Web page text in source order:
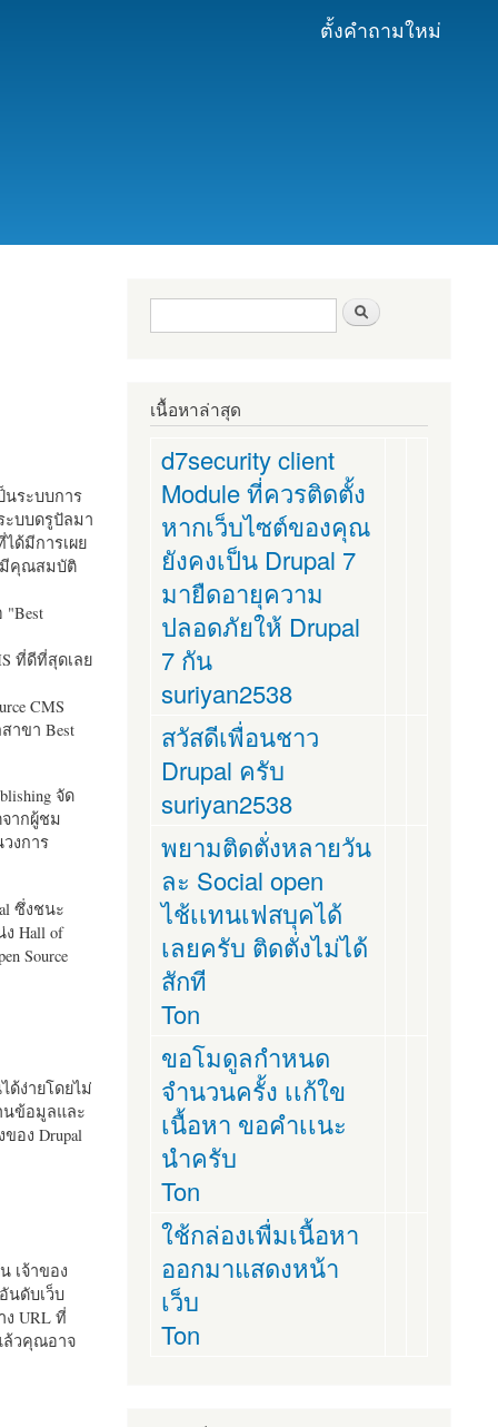
ตั้งคำถามใหม่
นระบบการ
ะบบดรูปัลมา
ด้มีการเผย
มีคุณสมบัติ
"Best
ที่ดีที่สุดเลย
CMS
าขา Best
จัด
ากผู้ชม
งการ
ซึ่งชนะ
Hall of
Source
ด้ง่ายโดยไม่
นข้อมูลและ
อง Drupal
เจ้าของ
นดับเว็บ
URL ที่
ล้วคุณอาจ
ฟอร์มค้นหา
เนื้อหาล่าสุด
d7security client
Module ที่ควรติดตั้ง
หากเว็บไซต์ของคุณ
ยังคงเป็น Drupal 7
มายืดอายุความ
ปลอดภัยให้ Drupal
7 กัน
suriyan2538
สวัสดีเพื่อนชาว
Drupal ครับ
suriyan2538
พยามติดตั่งหลายวัน
ละ Social open
ไช้เเทนเฟสบุคได้
เลยครับ ติดตั่งไม่ได้
สักที
Ton
ขอโมดูลกำหนด
จำนวนครั้ง เเก้ใข
เนื้อหา ขอคำเเนะ
นำครับ
Ton
ใช้กล่องเพื่มเนื้อหา
ออกมาแสดงหน้า
เว็บ
Ton